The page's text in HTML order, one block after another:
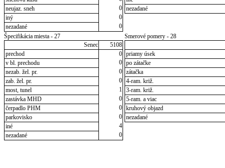
neujaz. sneh
0
iný
0
nezadané
0
nezadané
Špecifikácia miesta - 27
Senec
5108
prechod
0
v bl. prechodu
0
nezab. žel. pr.
0
zab. žel. pr.
0
most, tunel
1
zastávka MHD
0
čerpadlo PHM
0
parkovisko
0
iné
4
nezadané
0
Smerové pomery - 28
priamy úsek
po zátačke
zátačka
4-ram. križ.
3-ram. križ.
5-ram. a viac
kruhový objazd
nezadané